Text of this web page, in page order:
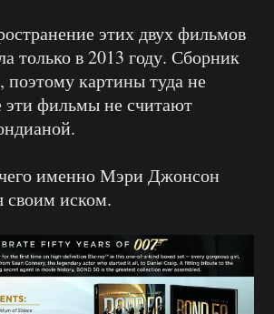
этих двух фильмов
только в 2013 году. Сборник
картины туда не
фильмы не считают
именно Мэри Джонсон
своим иском.